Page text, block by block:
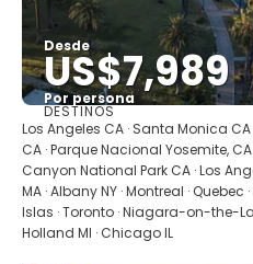
Desde
US$7,989
Por persona
DESTINOS
Los Angeles CA · Santa Monica
CA · Parque Nacional Yosemite,
Canyon National Park CA · Los
MA · Albany NY · Montreal ·
Islas · Toronto · Niagara-on-the-
Holland MI · Chicago IL